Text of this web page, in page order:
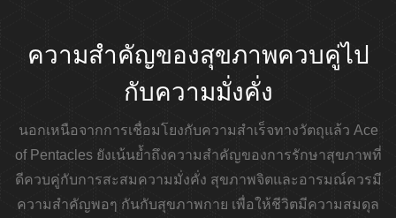
ความสำคัญของสุขภาพควบคู่ไป
กับความมั่งคั่ง
นอกเหนือจากการเชื่อมโยงกับความสำเร็จทางวัตถุแล้ว Ace
of Pentacles ยังเน้นย้ำถึงความสำคัญของการรักษาสุขภาพที่
ดีควบคู่กับการสะสมความมั่งคั่ง สุขภาพจิตและอารมณ์ควรมี
ความสำคัญพอๆ กันกับสุขภาพกาย เพื่อให้ชีวิตมีความสมดุล